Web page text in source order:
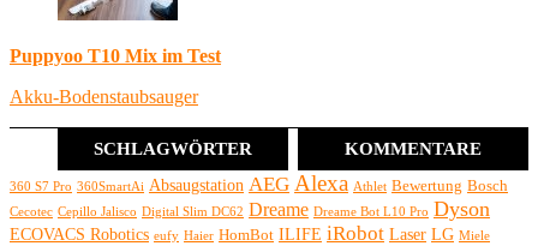
Puppyoo T10 Mix im Test
Akku-Bodenstaubsauger
SCHLAGWÖRTER KOMMENTARE
360 S7 Pro 360SmartAi Absaugstation AEG Alexa Athlet Bewertung Bosch
Cecotec Cepillo Jalisco Digital Slim DC62 Dreame Dreame Bot L10 Pro Dyson
ECOVACS Robotics eufy Haier HomBot ILIFE iRobot Laser LG Miele